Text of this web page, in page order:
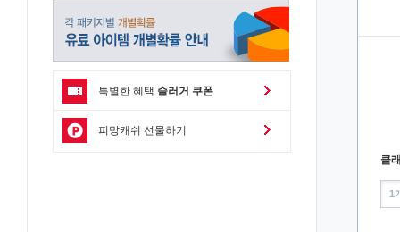
1
특별한 혜택 슬러거 쿠폰
피망캐쉬 선물하기